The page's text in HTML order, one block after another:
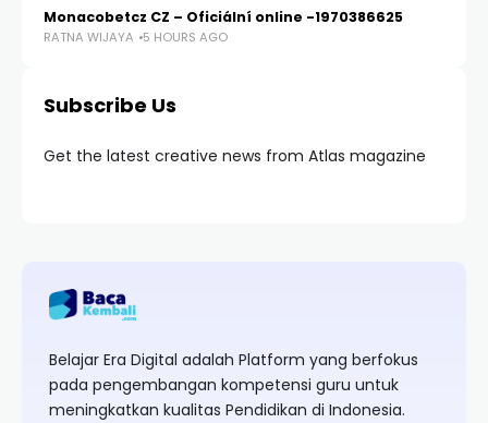
Monacobetcz CZ – Oficiální online -1970386625
RATNA WIJAYA 5 HOURS AGO
Subscribe Us
Get the latest creative news from Atlas magazine
Belajar Era Digital adalah Platform yang berfokus
pada pengembangan kompetensi guru untuk
meningkatkan kualitas Pendidikan di Indonesia.